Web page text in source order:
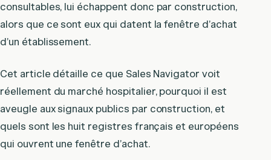
consultables, lui échappent donc par construction,
alors que ce sont eux qui datent la fenêtre d’achat
d’un établissement.
Cet article détaille ce que Sales Navigator voit
réellement du marché hospitalier, pourquoi il est
aveugle aux signaux publics par construction, et
quels sont les huit registres français et européens
qui ouvrent une fenêtre d’achat.